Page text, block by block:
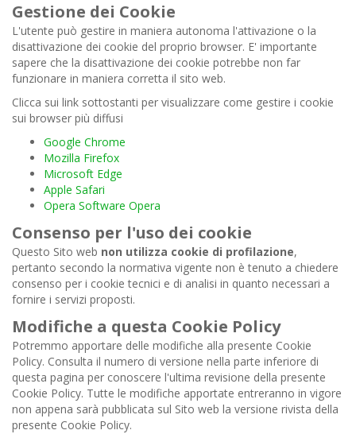
Gestione dei Cookie
L'utente può gestire in maniera autonoma l'attivazione o la
disattivazione dei cookie del proprio browser. E' importante
sapere che la disattivazione dei cookie potrebbe non far
funzionare in maniera corretta il sito web.
Clicca sui link sottostanti per visualizzare come gestire i cookie
sui browser più diffusi
Google Chrome
Mozilla Firefox
Microsoft Edge
Apple Safari
Opera Software Opera
Consenso per l'uso dei cookie
Questo Sito web non utilizza cookie di profilazione,
pertanto secondo la normativa vigente non è tenuto a chiedere
consenso per i cookie tecnici e di analisi in quanto necessari a
fornire i servizi proposti.
Modifiche a questa Cookie Policy
Potremmo apportare delle modifiche alla presente Cookie
Policy. Consulta il numero di versione nella parte inferiore di
questa pagina per conoscere l'ultima revisione della presente
Cookie Policy. Tutte le modifiche apportate entreranno in vigore
non appena sarà pubblicata sul Sito web la versione rivista della
presente Cookie Policy.